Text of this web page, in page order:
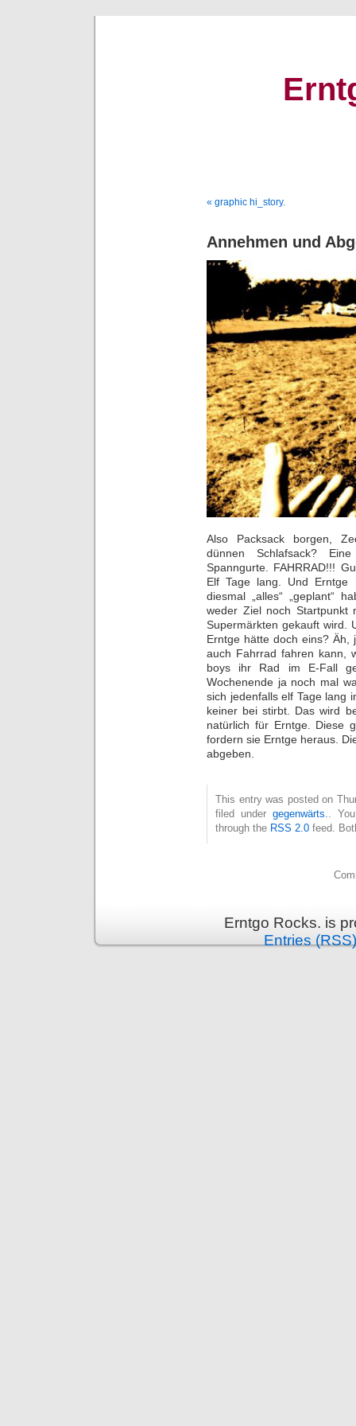
« graphic hi_story.
Annehmen und
Also Packsack borgen,
dünnen Schlafsack?
Spanngurte. FAHRRAD!!!
Elf Tage lang. Und Erntge
diesmal „alles“ „geplant“
weder Ziel noch Startpunkt
Supermärkten gekauft wird.
Erntge hätte doch eins?
auch Fahrrad fahren kann,
boys ihr Rad im E-Fall
Wochenende ja noch mal
sich jedenfalls elf Tage lang
keiner bei stirbt. Das wird
natürlich für Erntge. Diese
fordern sie Erntge heraus.
abgeben.
This entry was posted on
filed undergegenwärts.
.
through the RSS 2.0 feed.
Erntgo Rocks. is
Entries (RSS)